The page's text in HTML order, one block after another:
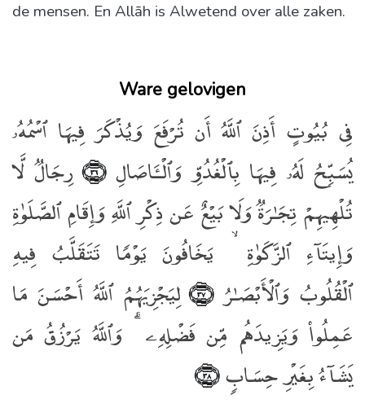
de mensen. En Allāh is Alwetend over alle zaken.
Ware gelovigen
فِى بُيُوتٍ أَذِنَ ٱللَّهُ أَن تُرْفَعَ وَيُذْكَرَ فِيهَا ٱسْمُهُۥ
يُسَبِّحُ لَهُۥ فِيهَا بِٱلْغُدُوِّ وَٱلْـَٔاصَالِ﴿٣٦﴾
رِجَالٌۭ لَّا
تُلْهِيهِمْ تِجَـٰرَةٌۭ وَلَا بَيْعٌ عَن ذِكْرِ ٱللَّهِ وَإِقَامِ ٱلصَّلَوٰةِ
وَإِيتَآءِ ٱلزَّكَوٰةِ ۙ يَخَافُونَ يَوْمًۭا تَتَقَلَّبُ فِيهِ
ٱلْقُلُوبُ وَٱلْأَبْصَـٰرُ﴿٣٧﴾
لِيَجْزِيَهُمُ ٱللَّهُ أَحْسَنَ مَا
عَمِلُوا۟ وَيَزِيدَهُم مِّن فَضْلِهِۦ ۗ وَٱللَّهُ يَرْزُقُ مَن
يَشَآءُ بِغَيْرِ حِسَابٍۢ﴿٣٨﴾